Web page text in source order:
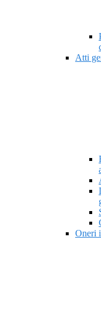
Atti
Oneri